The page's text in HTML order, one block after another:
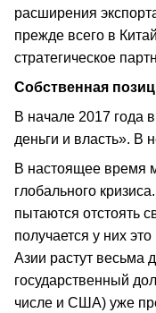
расширения
прежде всего в
стратегическое
Собственная
В начале 2017 года
деньги и власть». В
В настоящее время
глобального
пытаются отстоять
получается у них
Азии растут
государственный
числе и США) уже